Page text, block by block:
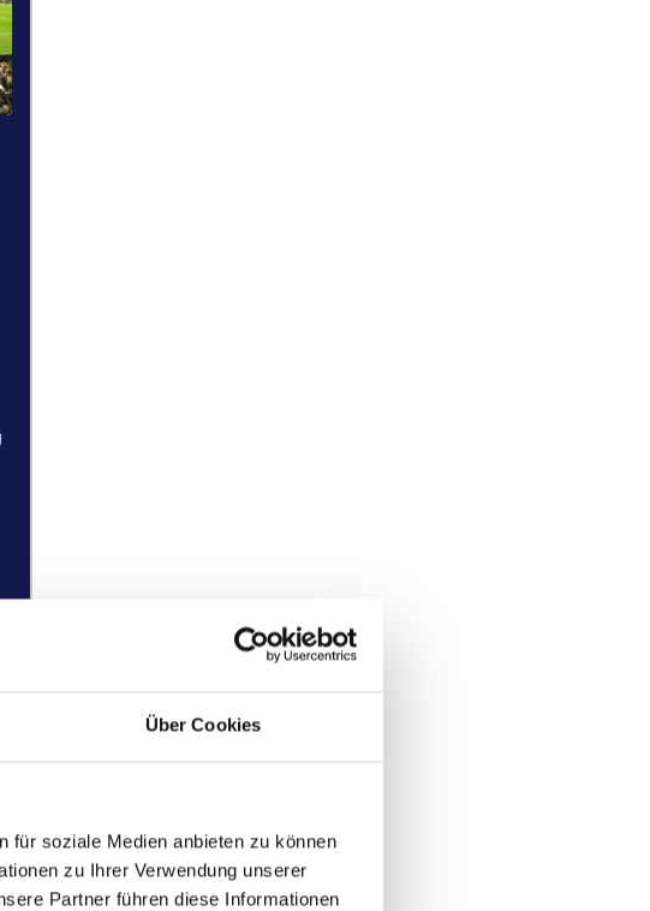
Über Cookies
für soziale Medien anbieten zu können
zu Ihrer Verwendung unserer
Partner führen diese Informationen